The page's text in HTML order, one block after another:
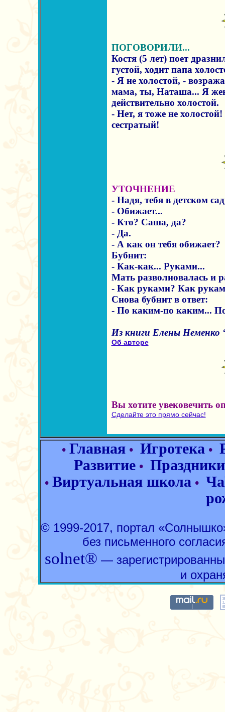
ПОГОВОРИЛИ...
Костя (5 лет) поет
густой, ходит папа
- Я не холостой, -
мама, ты, Наташа... Я
действительно холостой.
- Нет, я тоже не
сестратый!
УТОЧНЕНИЕ
- Надя, тебя в детском
- Обижает...
- Кто? Саша, да?
- Да.
- А как он тебя обижает?
Бубнит:
- Как-как... Руками...
Мать разволновалась и
- Как руками? Как
Снова бубнит в ответ:
- По каким-по каким...
Из книги Елены Неменко
Об авторе
Вы хотите увековечить
Сделайте это прямо сейчас!
• Главная • Игротека •
Развитие• Праздники
• Виртуальная школа •
© 1999-2017, портал
без письменного
solnet® —
и